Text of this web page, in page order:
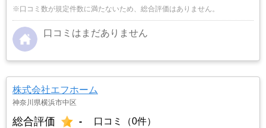
※口コミ数が規定件数に満たないため、総合評価はありません。
口コミはまだありません
株式会社エフホーム
神奈川県横浜市中区
総合評価 - 口コミ（0件）